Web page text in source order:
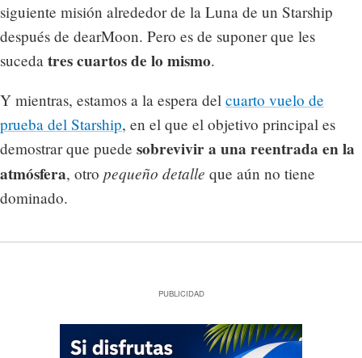
siguiente misión alrededor de la Luna de un Starship
después de dearMoon. Pero es de suponer que les
suceda tres cuartos de lo mismo.
Y mientras, estamos a la espera del cuarto vuelo de
prueba del Starship, en el que el objetivo principal es
demostrar que puede sobrevivir a una reentrada en la
atmósfera, otro pequeño detalle que aún no tiene
dominado.
PUBLICIDAD